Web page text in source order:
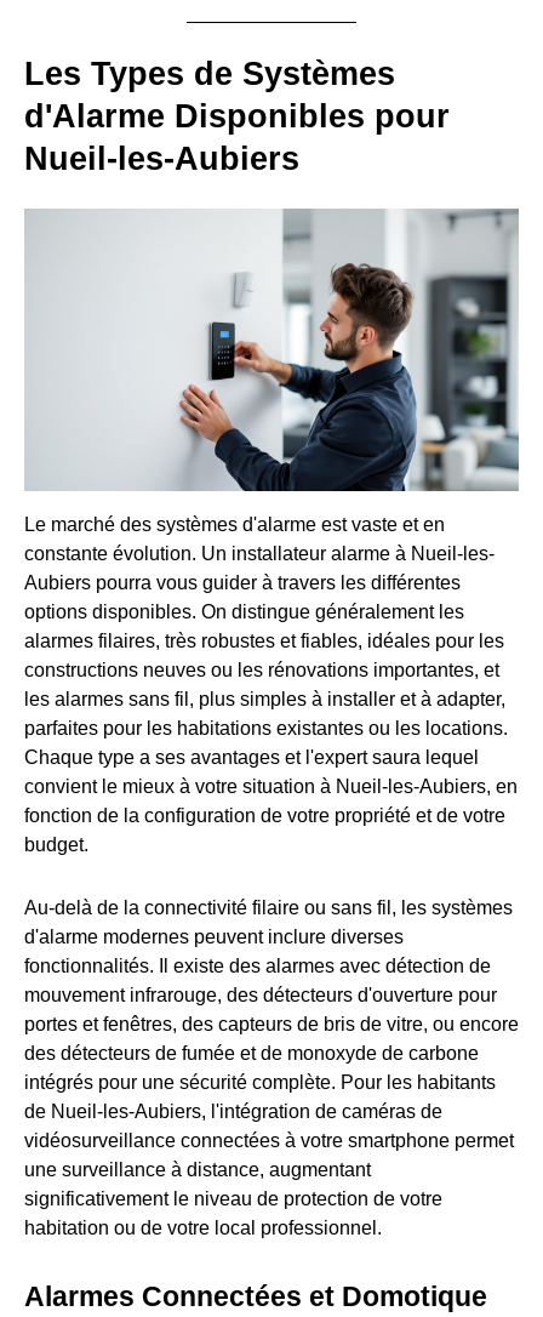
Les Types de Systèmes
d'Alarme Disponibles pour
Nueil-les-Aubiers
Le marché des systèmes d'alarme est vaste et en
constante évolution. Un installateur alarme à Nueil-les-
Aubiers pourra vous guider à travers les différentes
options disponibles. On distingue généralement les
alarmes filaires, très robustes et fiables, idéales pour les
constructions neuves ou les rénovations importantes, et
les alarmes sans fil, plus simples à installer et à adapter,
parfaites pour les habitations existantes ou les locations.
Chaque type a ses avantages et l'expert saura lequel
convient le mieux à votre situation à Nueil-les-Aubiers, en
fonction de la configuration de votre propriété et de votre
budget.
Au-delà de la connectivité filaire ou sans fil, les systèmes
d'alarme modernes peuvent inclure diverses
fonctionnalités. Il existe des alarmes avec détection de
mouvement infrarouge, des détecteurs d'ouverture pour
portes et fenêtres, des capteurs de bris de vitre, ou encore
des détecteurs de fumée et de monoxyde de carbone
intégrés pour une sécurité complète. Pour les habitants
de Nueil-les-Aubiers, l'intégration de caméras de
vidéosurveillance connectées à votre smartphone permet
une surveillance à distance, augmentant
significativement le niveau de protection de votre
habitation ou de votre local professionnel.
Alarmes Connectées et Domotique